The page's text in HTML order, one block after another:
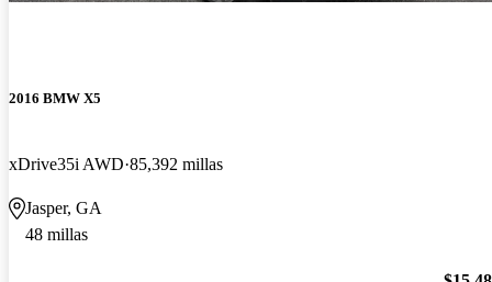
2016 BMW X5
xDrive35i AWD 85,392 millas
Jasper, GA
48 millas